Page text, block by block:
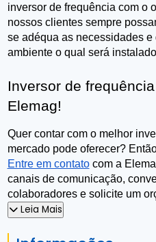
inversor de frequência com o
nossos clientes sempre
se adéqua as necessidades
ambiente o qual será
Inversor de
Elemag!
Quer contar com o melhor
Entre em contato com a
canais de comunicação,
colaboradores e solicite um
Leia Mais